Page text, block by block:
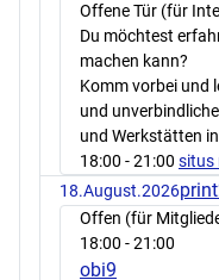
Offene Tür (für
Du möchtest
machen kann?
Komm vorbei und
und
und Werkstätten
18:00 - 21:00 situs
18.August.2026
Offen (für
18:00 - 21:00
obi9